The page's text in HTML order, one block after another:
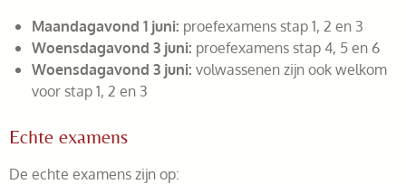
Maandagavond 1 juni: proefexamens stap 1, 2 en 3
Woensdagavond 3 juni: proefexamens stap 4, 5 en 6
Woensdagavond 3 juni: volwassenen zijn ook welkom
voor stap 1, 2 en 3
Echte examens
De echte examens zijn op: